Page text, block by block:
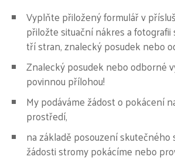
Vyplňte přiložený formulář v
přiložte situační nákres a
tří stran, znalecký posudek nebo
Znalecký posudek nebo odborné
povinnou přílohou!
My podáváme žádost o pokácení
prostředí,
na základě posouzení skutečného
žádosti stromy pokácíme nebo